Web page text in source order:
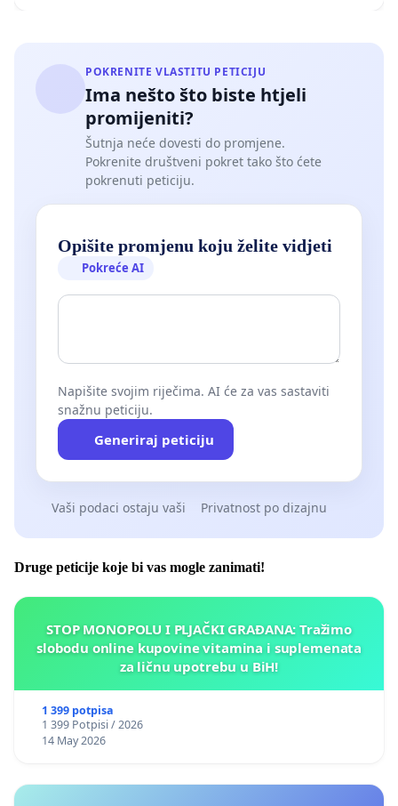
POKRENITE VLASTITU PETICIJU
Ima nešto što biste htjeli
promijeniti?
Šutnja neće dovesti do promjene.
Pokrenite društveni pokret tako što ćete
pokrenuti peticiju.
Opišite promjenu koju želite vidjeti
Pokreće AI
Napišite svojim riječima. AI će za vas sastaviti
snažnu peticiju.
Generiraj peticiju
Vaši podaci ostaju vaši Privatnost po dizajnu
Druge peticije koje bi vas mogle zanimati!
STOP MONOPOLU I PLJAČKI GRAĐANA: Tražimo
slobodu online kupovine vitamina i suplemenata
za ličnu upotrebu u BiH!
1 399 potpisa
1 399 Potpisi / 2026
14 May 2026